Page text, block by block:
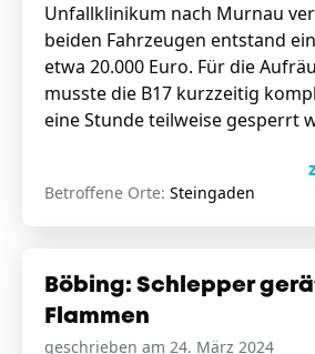
Unfallklinikum nach Murnau
beiden Fahrzeugen entstand
etwa 20.000 Euro. Für die
musste die B17 kurzzeitig
eine Stunde teilweise gesperrt
Betroffene Orte: Steingaden
Böbing: Schlepper
Flammen
geschrieben am 24. März 2024